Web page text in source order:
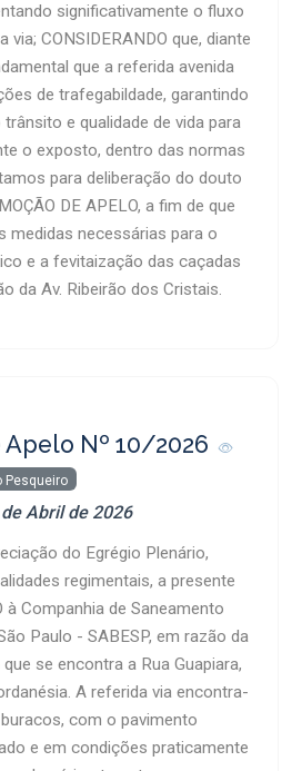
significativamente o fluxo
via; CONSIDERANDO que, diante
que a referida avenida
de trafegabildade, garantindo
e qualidade de vida para
o exposto, dentro das normas
para deliberação do douto
DE APELO, a fim de que
medidas necessárias para o
e a fevitaização das caçadas
da Av. Ribeirão dos Cristais.
Apelo Nº 10/2026
Pesqueiro
Abril de 2026
do Egrégio Plenário,
regimentais, a presente
à Companhia de Saneamento
Paulo - SABESP, em razão da
se encontra a Rua Guapiara,
A referida via encontra-
com o pavimento
e em condições praticamente